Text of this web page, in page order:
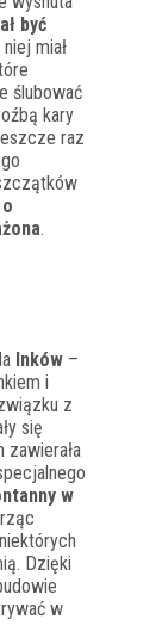
być
niej miał
ślubować
kary
raz
.
Inków –
i
z
się
w
Dzięki
w